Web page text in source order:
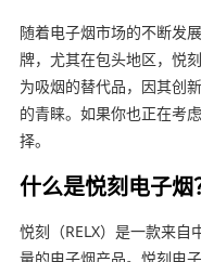
随着电子烟市场的不断发
牌，尤其在包头地区，悦
为吸烟的替代品，因其创
的青睐。如果你也正在考
择。
什么是悦刻电子烟
悦刻（RELX）是一款来